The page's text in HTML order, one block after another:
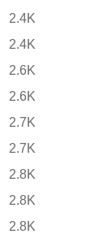
2.4K
2.4K
2.6K
2.6K
2.7K
2.7K
2.8K
2.8K
2.8K